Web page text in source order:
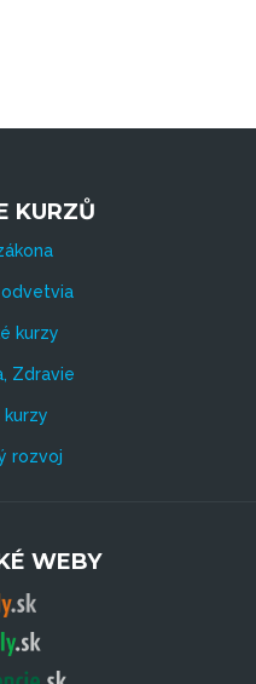
KURZŮ
kurzy
Zdravie
rozvoj
WEBY